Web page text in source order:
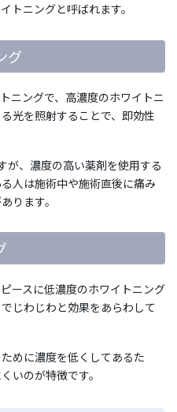
トニングと呼ばれます。
グ
ニングで、高濃度のホワイトニ
光を照射することで、即効性
が、濃度の高い薬剤を使用する
人は施術中や施術直後に痛み
ります。
ースに低濃度のホワイトニング
じわじわと効果をあらわして
めに濃度を低くしてあるた
いのが特徴です。